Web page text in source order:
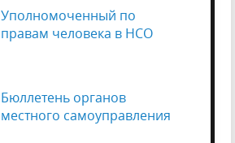
Уполномоченный по
правам человека в НСО
Бюллетень органов
местного самоуправления